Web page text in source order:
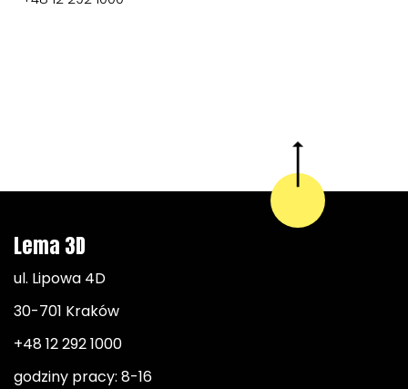
Lema 3D
ul. Lipowa 4D
30-701 Kraków
+48 12 292 1000
godziny pracy: 8-16